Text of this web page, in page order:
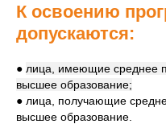
К освоению
допускаются:
● лица, имеющие среднее
высшее образование;
● лица, получающие
высшее образование.